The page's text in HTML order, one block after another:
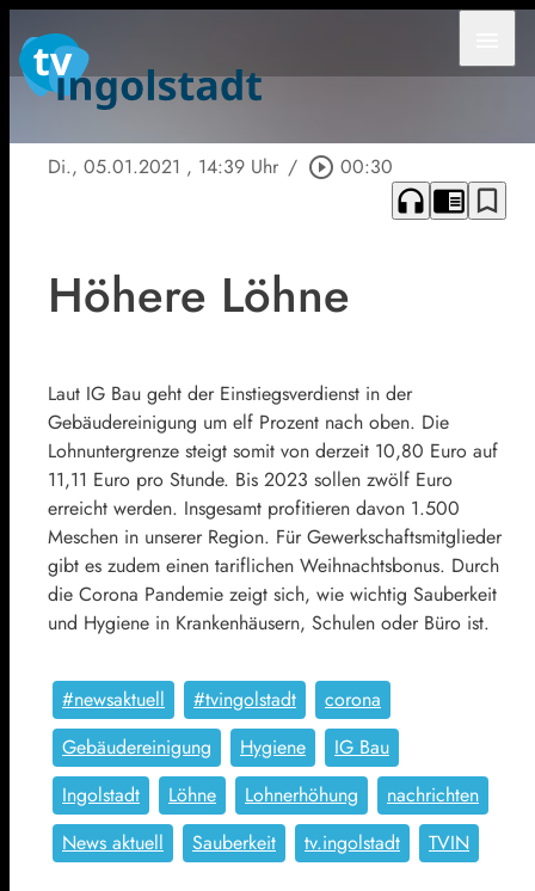
Di., 05.01.2021 , 14:39 Uhr / play_circle_outline 00:30
headphones chrome_reader_mode bookmark_border
Höhere Löhne
Laut IG Bau geht der Einstiegsverdienst in der
Gebäudereinigung um elf Prozent nach oben. Die
Lohnuntergrenze steigt somit von derzeit 10,80 Euro auf
11,11 Euro pro Stunde. Bis 2023 sollen zwölf Euro
erreicht werden. Insgesamt profitieren davon 1.500
Meschen in unserer Region. Für Gewerkschaftsmitglieder
gibt es zudem einen tariflichen Weihnachtsbonus. Durch
die Corona ­Pandemie zeigt sich, wie wichtig Sauberkeit
und Hygiene in Krankenhäusern, Schulen oder Büro ist.
#newsaktuell #tvingolstadt
corona
Gebäudereinigung
Hygiene
IG Bau
Ingolstadt
Löhne Lohnerhöhung
nachrichten
News aktuell
Sauberkeit tv.ingolstadt TVIN